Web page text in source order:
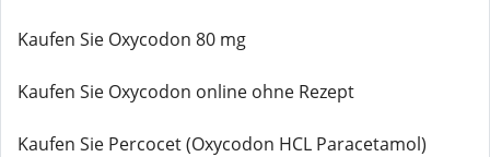
Kaufen Sie Oxycodon 80 mg
Kaufen Sie Oxycodon online ohne Rezept
Kaufen Sie Percocet (Oxycodon HCL Paracetamol)